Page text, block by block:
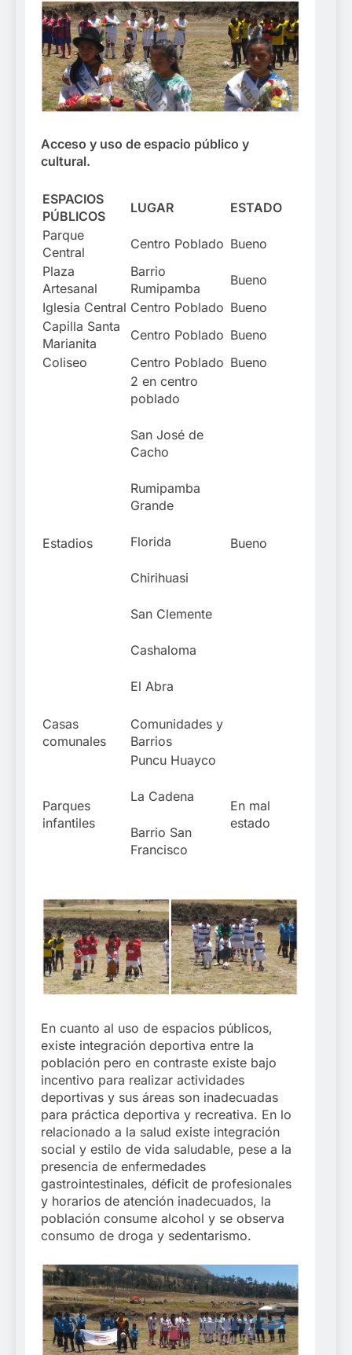
Acceso y uso de espacio público y
cultural.
ESPACIOS
PÚBLICOS
LUGAR
ESTADO
Parque
Central
Centro Poblado Bueno
Plaza
Artesanal
Barrio
Rumipamba
Bueno
Iglesia Central Centro Poblado Bueno
Capilla Santa
Marianita
Centro Poblado Bueno
Coliseo
Centro Poblado Bueno
Estadios
2 en centro
poblado
San José de
Cacho
Rumipamba
Grande
Florida
Chirihuasi
San Clemente
Cashaloma
El Abra
Bueno
Casas
comunales
Comunidades y
Barrios
Parques
infantiles
Puncu Huayco
La Cadena
Barrio San
Francisco
En mal
estado
En cuanto al uso de espacios públicos,
existe integración deportiva entre la
población pero en contraste existe bajo
incentivo para realizar actividades
deportivas y sus áreas son inadecuadas
para práctica deportiva y recreativa. En lo
relacionado a la salud existe integración
social y estilo de vida saludable, pese a la
presencia de enfermedades
gastrointestinales, déficit de profesionales
y horarios de atención inadecuados, la
población consume alcohol y se observa
consumo de droga y sedentarismo.